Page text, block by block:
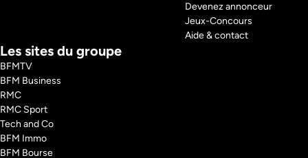
Devenez annonceur
Jeux-Concours
Aide & contact
Les sites du groupe
BFMTV
BFM Business
RMC
RMC Sport
Tech and Co
BFM Immo
BFM Bourse